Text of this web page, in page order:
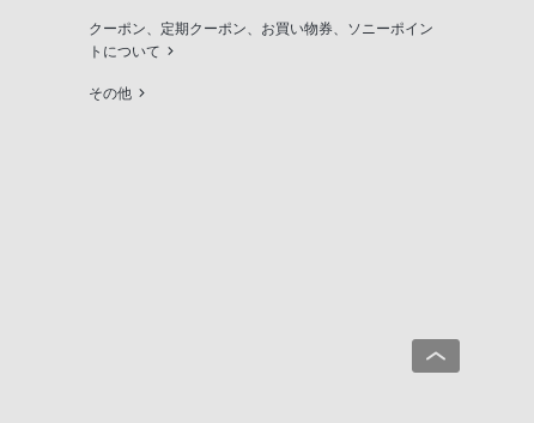
クーポン、定期クーポン、お買い物券、ソニーポイン
トについて
その他